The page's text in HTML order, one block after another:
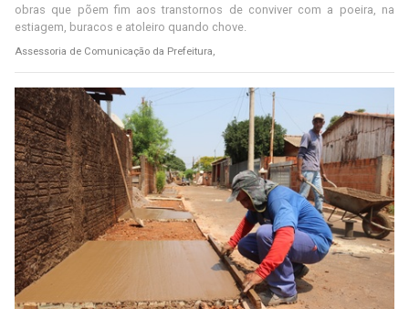
obras que põem fim aos transtornos de conviver com a poeira, na
estiagem, buracos e atoleiro quando chove.
Assessoria de Comunicação da Prefeitura,